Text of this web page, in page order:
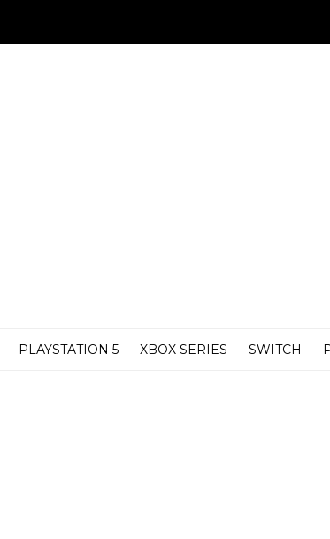
PLAYSTATION 5 XBOX SERIES SWITCH